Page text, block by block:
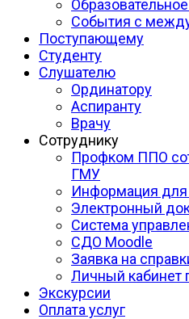
События с
Поступающему
Студенту
Слушателю
Ординатору
Аспиранту
Врачу
Сотруднику
Профком ППО
ГМУ
Информация для
Электронный
Система
СДО Moodle
Заявка на
Личный кабинет
Экскурсии
Оплата услуг